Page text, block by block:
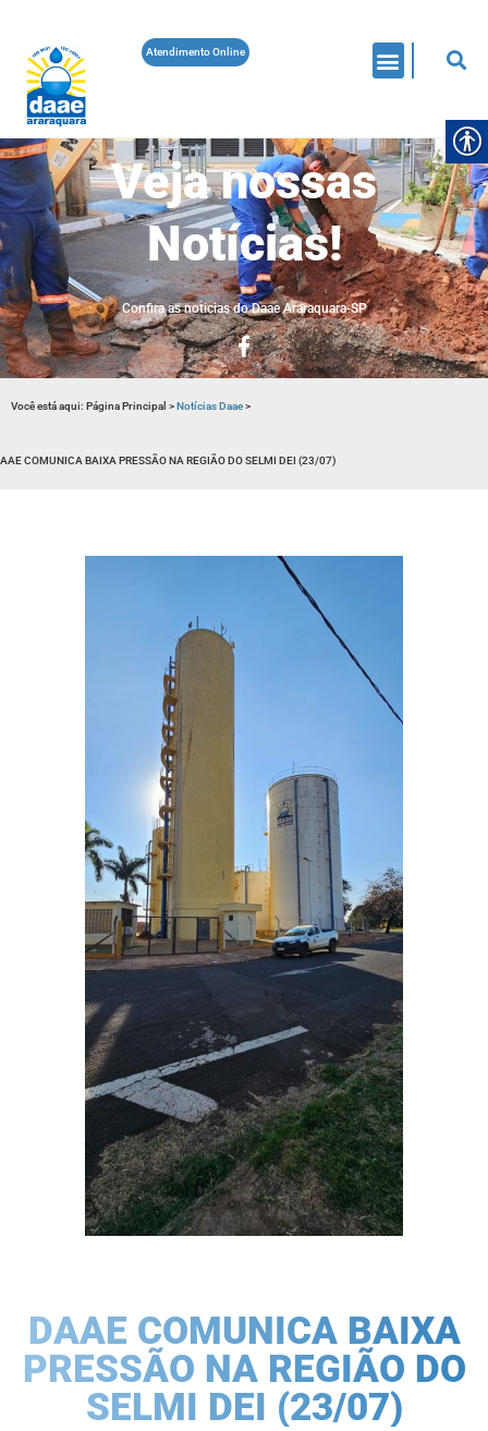
Atendimento Online
Veja nossas
Notícias!
Confira as noticias do Daae Araraquara-SP
Você está aqui: Página Principal >Notícias Daae>
COMUNICA BAIXA PRESSÃO NA REGIÃO DO SELMI DEI (23/07)
DAAE COMUNICA BAIXA
PRESSÃO NA REGIÃO DO
SELMI DEI (23/07)